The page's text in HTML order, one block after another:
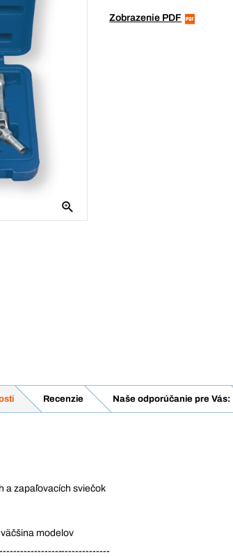
Zobrazenie PDF
Recenzie Naše odporúčanie pre Vás:
a zapaľovacích sviečok
modelov